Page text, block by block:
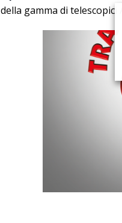
della gamma di telescopici